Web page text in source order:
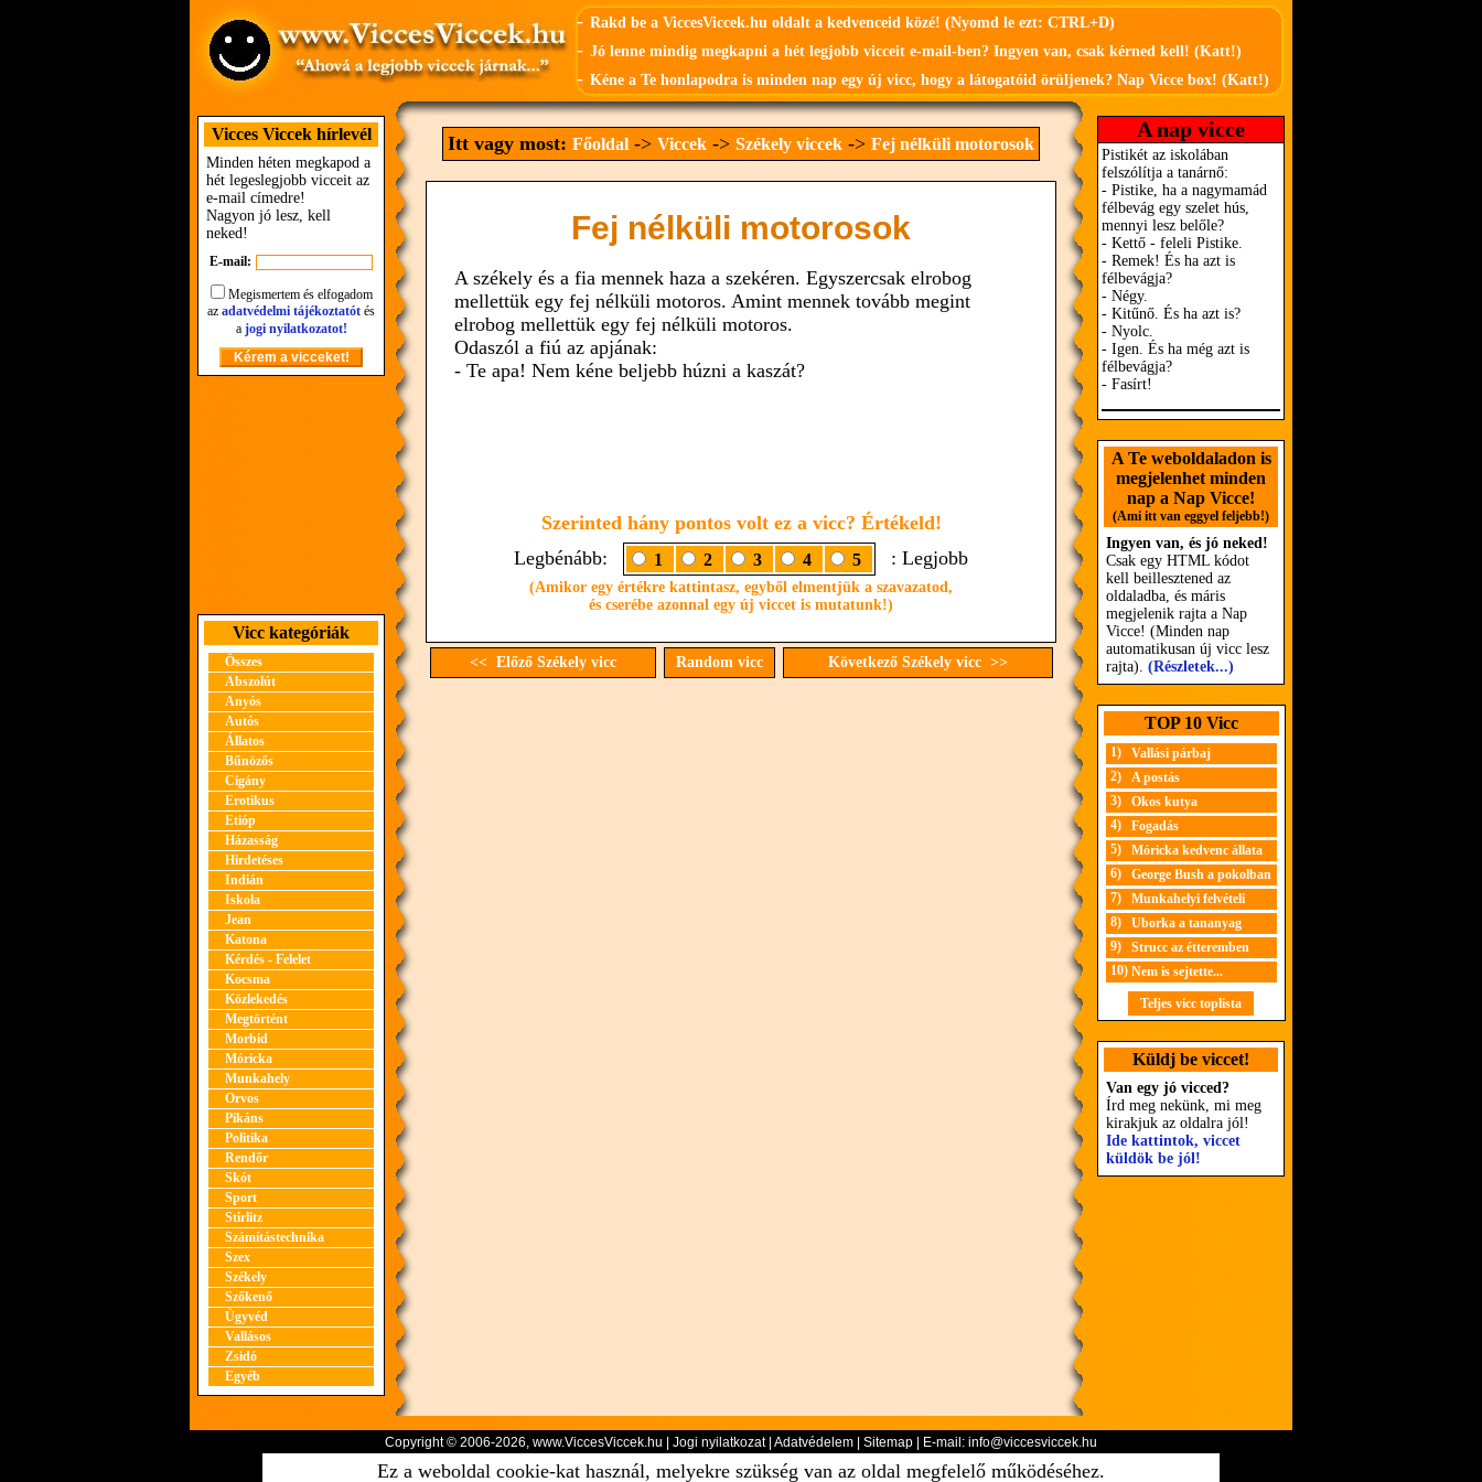
- Rakd be a ViccesViccek.hu oldalt a kedvenceid közé! (Nyomd le ezt: CTRL+D)
- Jó lenne mindig megkapni a hét legjobb vicceit e-mail-ben? Ingyen van, csak kérned kell! (Katt!)
- Kéne a Te honlapodra is minden nap egy új vicc, hogy a látogatóid örüljenek? Nap Vicce box! (Katt!)
Vicces Viccek hírlevél
Minden héten megkapod a
hét legeslegjobb vicceit az
e-mail címedre!
Nagyon jó lesz, kell
neked!
E-mail:
Megismertem és elfogadom
az adatvédelmi tájékoztatót és
a jogi nyilatkozatot!
Vicc kategóriák
Összes
Abszolút
Anyós
Autós
Állatos
Bűnözős
Cigány
Erotikus
Etióp
Házasság
Hirdetéses
Indián
Iskola
Jean
Katona
Kérdés - Felelet
Kocsma
Közlekedés
Megtörtént
Morbid
Móricka
Munkahely
Orvos
Pikáns
Politika
Rendőr
Skót
Sport
Stirlitz
Számítástechnika
Szex
Székely
Szőkenő
Ügyvéd
Vallásos
Zsidó
Egyéb
Itt vagy most: Főoldal -> Viccek -> Székely viccek -> Fej nélküli motorosok
Fej nélküli motorosok
A székely és a fia mennek haza a szekéren. Egyszercsak elrobog
mellettük egy fej nélküli motoros. Amint mennek tovább megint
elrobog mellettük egy fej nélküli motoros.
Odaszól a fiú az apjának:
- Te apa! Nem kéne beljebb húzni a kaszát?
Szerinted hány pontos volt ez a vicc? Értékeld!
Legbénább:
1 2 3 4 5 : Legjobb
(Amikor egy értékre kattintasz, egyből elmentjük a szavazatod,
és cserébe azonnal egy új viccet is mutatunk!)
<< Előző Székely vicc Random vicc Következő Székely vicc >>
A nap vicce
A Te weboldaladon is
megjelenhet minden
nap a Nap Vicce!
(Ami itt van eggyel feljebb!)
Ingyen van, és jó neked!
Csak egy HTML kódot
kell beillesztened az
oldaladba, és máris
megjelenik rajta a Nap
Vicce! (Minden nap
automatikusan új vicc lesz
rajta). (Részletek...)
TOP 10 Vicc
1)
Vallási párbaj
2)
A postás
3)
Okos kutya
4)
Fogadás
5)
Móricka kedvenc állata
6)
George Bush a pokolban
7)
Munkahelyi felvételi
8)
Uborka a tananyag
9)
Strucc az étteremben
10) Nem is sejtette...
Teljes vicc toplista
Küldj be viccet!
Van egy jó vicced?
Írd meg nekünk, mi meg
kirakjuk az oldalra jól!
Ide kattintok, viccet
küldök be jól!
Copyright © 2006-2026, www.ViccesViccek.hu | Jogi nyilatkozat| Adatvédelem Sitemap | E-mail: info@viccesviccek.hu
Ez a weboldal cookie-kat használ, melyekre szükség van az oldal megfelelő működéséhez.